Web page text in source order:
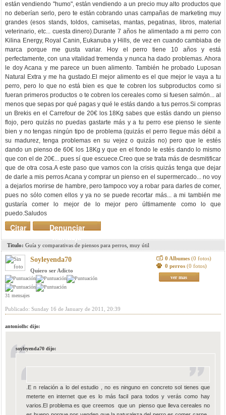
están vendiendo "humo", están vendiendo a un precio muy alto productos que
no deberían serlo, pero te están cobrando unas campañas de marketing muy
grandes (esos stands, toldos, camisetas, mantas, pegatinas, libros, material
veterinario, etc... cuesta dinero).Durante 7 años he alimentado a mi perro con
Kilina Energy, Royal Canin, Eukanuba y Hills, de vez en cuando cambiaba de
marca porque me gusta variar. Hoy el perro tiene 10 años y está
perfectamente, con una vitalidad tremenda y nunca ha dado problemas. Ahora
le doy Acana y me parece un buen alimento. También he probado Luposan
Natural Extra y me ha gustado.El mejor alimento es el que mejor le vaya a tu
perro, pero lo que no está bien es que te cobren los subproductos como si
fueran primeros productos o te cobren los cereales como si fuesen salmón... al
menos que sepas por qué pagas y qué le estás dando a tus perros.Si compras
un Brekis en el Carrefour de 20€ los 18Kg sabes que estás dando un pienso
flojo, pero quizás no puedas gastarte más y a tu perro ese pienso le siente
bien y no tengas ningún tipo de problema (quizás el perro llegue más débil a
su madurez, tenga problemas en su vejez o quizás no) pero que le estés
dando un pienso de 60€ los 18Kg y que en el fondo le estés dando lo mismo
que con el de 20€... pues sí que escuece.Creo que se trata más de desmitificar
que de otra cosa.A este paso que vamos con la crisis quizás tenga que dejar
de darle a mis perros Acana y comprar un pienso en el supermercado... no voy
a dejarlos morirse de hambre, pero tampoco voy a robar para darles de comer,
pues no sólo comen ellos y ya no se puede recortar más... a mi también me
gustaría comer lo mejor de lo mejor pero últimamente como lo que
puedo.Saludos
Denunciar
mensaje
Citar
Titulo: Guía y comparativas de piensos para perros, muy útil
Soyleyenda70
Quiero ser Adicto
31 mensajes
0 Albumes (0 fotos)
0 perros (0 fotos)
ver mas
Publicado: Sunday 16 de January de 2011, 20:39
antoniolhc dijo:
soyleyenda70 dijo:
.E n relación a lo del estudio , no es ninguno en concreto sol tienes que
meterte en internet que es lo más facil para todos y verás como hay
varios.El problema es que creemos que un pienso que lleva cereales no